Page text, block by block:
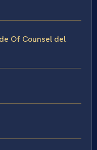
Of Counsel del